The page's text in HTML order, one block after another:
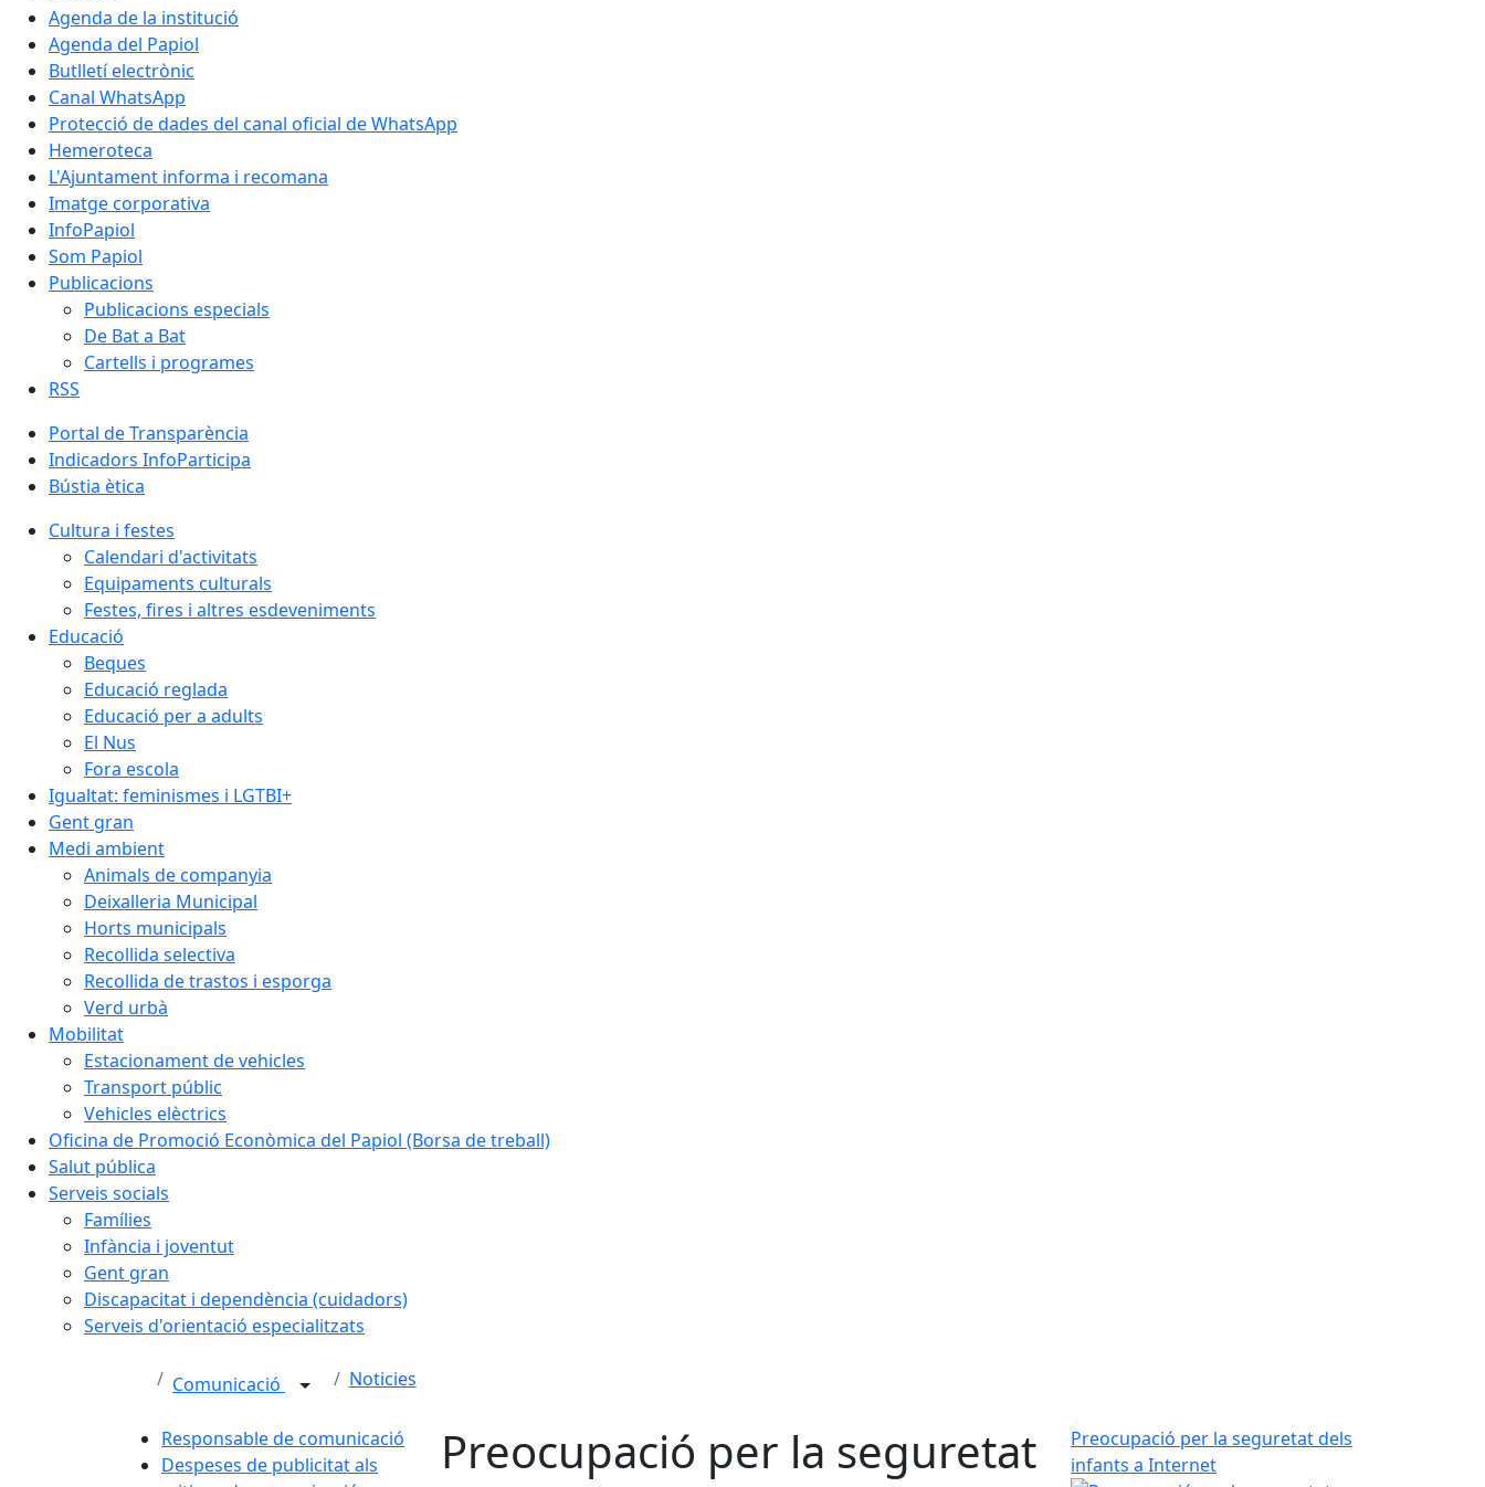
Agenda de la institució
Agenda del Papiol
Butlletí electrònic
Canal WhatsApp
Protecció de dades del canal oficial de WhatsApp
Hemeroteca
L'Ajuntament informa i recomana
Imatge corporativa
InfoPapiol
Som Papiol
Publicacions
Publicacions especials
De Bat a Bat
Cartells i programes
RSS
Portal de Transparència
Indicadors InfoParticipa
Bústia ètica
Cultura i festes
Calendari d'activitats
Equipaments culturals
Festes, fires i altres esdeveniments
Educació
Beques
Educació reglada
Educació per a adults
El Nus
Fora escola
Igualtat: feminismes i LGTBI+
Gent gran
Medi ambient
Animals de companyia
Deixalleria Municipal
Horts municipals
Recollida selectiva
Recollida de trastos i esporga
Verd urbà
Mobilitat
Estacionament de vehicles
Transport públic
Vehicles elèctrics
Oficina de Promoció Econòmica del Papiol (Borsa de treball)
Salut pública
Serveis socials
Famílies
Infància i joventut
Gent gran
Discapacitat i dependència (cuidadors)
Serveis d'orientació especialitzats
Comunicació Noticies
Responsable de comunicació
Despeses de publicitat als
Preocupació per la seguretat
Preocupació per la seguretat dels
infants a Internet